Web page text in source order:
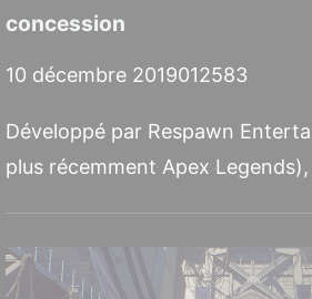
concession
10 décembre 2019012583
Développé par Respawn
plus récemment Apex